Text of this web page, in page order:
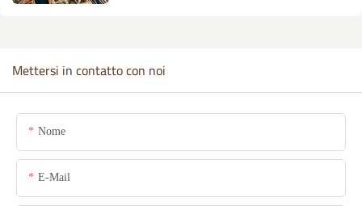
Mettersi in contatto con noi
Nome
E-Mail